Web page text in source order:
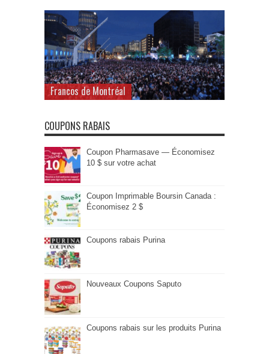
Francos de Montréal
COUPONS RABAIS
Coupon Pharmasave — Économisez
10 $ sur votre achat
Coupon Imprimable Boursin Canada :
Économisez 2 $
Coupons rabais Purina
Nouveaux Coupons Saputo
Coupons rabais sur les produits Purina